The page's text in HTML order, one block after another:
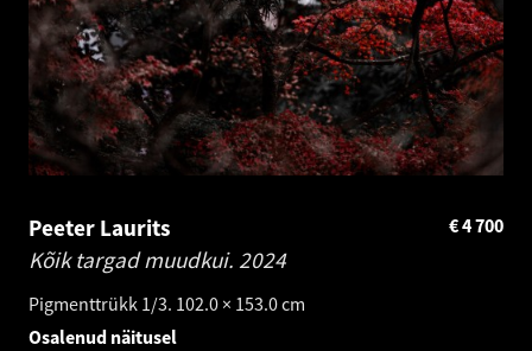
Peeter Laurits
Kõik targad muudkui. 2024
Pigmenttrükk 1/3. 102.0 × 153.0 cm
4 700
€
Osalenud näitusel